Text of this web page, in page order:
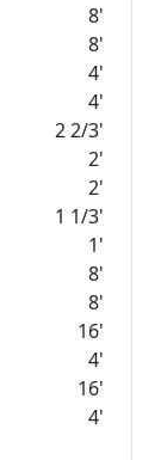
8'
8'
4'
4'
2 2/3'
2'
2'
1 1/3'
1'
8'
8'
16'
4'
16'
4'